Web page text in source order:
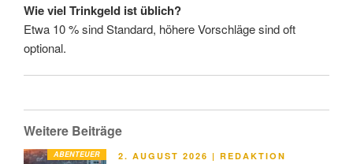
Wie viel Trinkgeld ist üblich?
Etwa 10 % sind Standard, höhere Vorschläge sind oft
optional.
Weitere Beiträge
ABENTEUER
VERÖFFENTLICHT
2. AUGUST 2026 | REDAKTION